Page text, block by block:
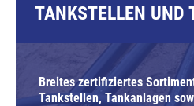
TANKSTELLEN UND
Breites zertifiziertes
Tankstellen, Tankanlagen